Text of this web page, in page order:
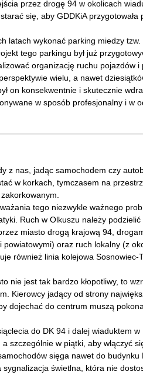
przez drogę 94 w okolicach
się, aby GDDKiA przygotowała
latach wykonać parking miedzy
tego parkingu był już
organizację ruchu pojazdów i
wielu, a nawet
on konsekwentnie i skutecznie
w sposób profesjonalny i w
z nas, jadąc samochodem czy
w korkach, tymczasem na
tego niezwykle ważnego
Ruch w Olkuszu należy
miasto drogą krajową 94,
powiatowymi) oraz ruch lokalny (z
również linia kolejowa
nie jest tak bardzo kłopotliwy, to
Kierowcy jadący od strony
dojechać do centrum muszą
do DK 94 i dalej wiaduktem
szczególnie w piątki, aby włączyć
sięga nawet do budynku
świetlna, która nie